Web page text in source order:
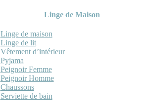
Linge de Maison
Linge de maison
Linge de lit
Vêtement d’intérieur
Pyjama
Peignoir Femme
Peignoir Homme
Chaussons
Serviette de bain